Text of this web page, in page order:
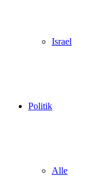
Israel
Politik
Alle